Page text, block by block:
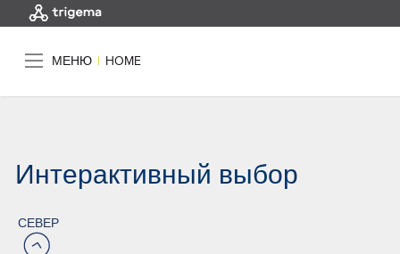
МЕНЮ | HOME
Интерактивный выбор
СЕВЕР